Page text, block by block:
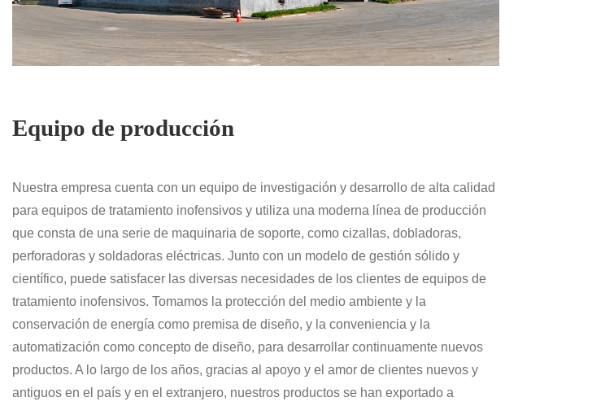
Equipo de producción
Nuestra empresa cuenta con un equipo de investigación y desarrollo de alta calidad
para equipos de tratamiento inofensivos y utiliza una moderna línea de producción
que consta de una serie de maquinaria de soporte, como cizallas, dobladoras,
perforadoras y soldadoras eléctricas. Junto con un modelo de gestión sólido y
científico, puede satisfacer las diversas necesidades de los clientes de equipos de
tratamiento inofensivos. Tomamos la protección del medio ambiente y la
conservación de energía como premisa de diseño, y la conveniencia y la
automatización como concepto de diseño, para desarrollar continuamente nuevos
productos. A lo largo de los años, gracias al apoyo y el amor de clientes nuevos y
antiguos en el país y en el extranjero, nuestros productos se han exportado a